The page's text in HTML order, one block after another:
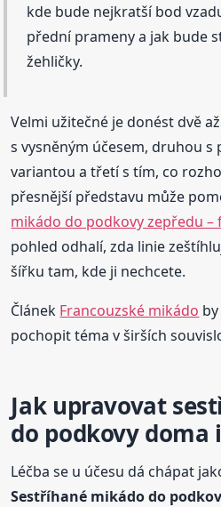
kde bude nejkratší bod
přední prameny a jak bude
žehličky.
Velmi užitečné je donést dvě
s vysněným účesem, druhou
variantou a třetí s tím, co
přesnější představu může
mikádo do podkovy zepředu
pohled odhalí, zda linie
šířku tam, kde ji nechcete.
Článek Francouzské mikádo
pochopit téma v širších
Jak upravovat
do podkovy doma
Léčba se u účesu dá chápat
Sestříhané mikádo do